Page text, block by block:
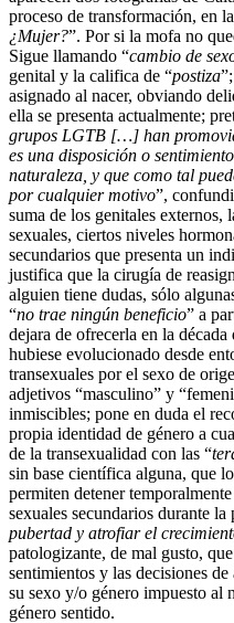
proceso de transformación, en
¿Mujer?”. Por si la mofa no
Sigue llamando “cambio de
genital y la califica de “postiza
asignado al nacer, obviando
ella se presenta actualmente;
grupos LGTB […] han
es una disposición o
naturaleza, y que como tal
por cualquier motivo”,
suma de los genitales externos,
sexuales, ciertos niveles
secundarios que presenta un
justifica que la cirugía de
alguien tiene dudas, sólo
“no trae ningún beneficio” a
dejara de ofrecerla en la
hubiese evolucionado desde
transexuales por el sexo de
adjetivos “masculino” y
inmiscibles; pone en duda el
propia identidad de género a
de la transexualidad con las “
sin base científica alguna, que
permiten detener
sexuales secundarios durante
pubertad y atrofiar el
patologizante, de mal gusto,
sentimientos y las decisiones
su sexo y/o género impuesto al
género sentido.